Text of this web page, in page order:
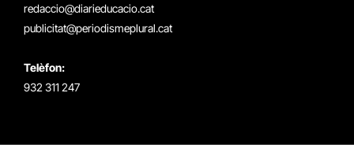
redaccio@diarieducacio.cat
publicitat@periodismeplural.cat
Telèfon:
932 311 247